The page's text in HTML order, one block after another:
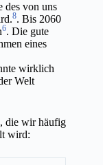
des von uns
8. Bis 2060
6. Die gute
eines
wirklich
Welt
die wir häufig
wird: